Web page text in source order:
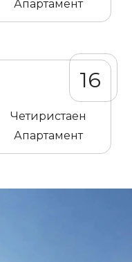
Апартамент
16
Четиристаен
Апартамент